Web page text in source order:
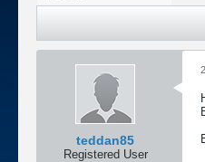
teddan85
Registered User